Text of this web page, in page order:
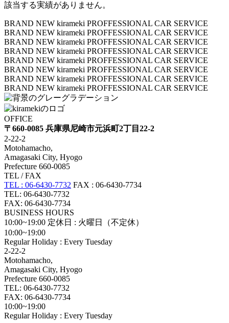
該当する実績がありません。
BRAND NEW kirameki PROFFESSIONAL CAR SERVICE
BRAND NEW kirameki PROFFESSIONAL CAR SERVICE
BRAND NEW kirameki PROFFESSIONAL CAR SERVICE
BRAND NEW kirameki PROFFESSIONAL CAR SERVICE
BRAND NEW kirameki PROFFESSIONAL CAR SERVICE
BRAND NEW kirameki PROFFESSIONAL CAR SERVICE
BRAND NEW kirameki PROFFESSIONAL CAR SERVICE
BRAND NEW kirameki PROFFESSIONAL CAR SERVICE
OFFICE
〒660-0085 兵庫県尼崎市元浜町2丁目22-2
2-22-2
Motohamacho,
Amagasaki City, Hyogo
Prefecture 660-0085
TEL / FAX
TEL : 06-6430-7732 FAX : 06-6430-7734
TEL: 06-6430-7732
FAX: 06-6430-7734
BUSINESS HOURS
10:00~19:00 定休日 : 火曜日（不定休）
10:00~19:00
Regular Holiday : Every Tuesday
2-22-2
Motohamacho,
Amagasaki City, Hyogo
Prefecture 660-0085
TEL: 06-6430-7732
FAX: 06-6430-7734
10:00~19:00
Regular Holiday : Every Tuesday